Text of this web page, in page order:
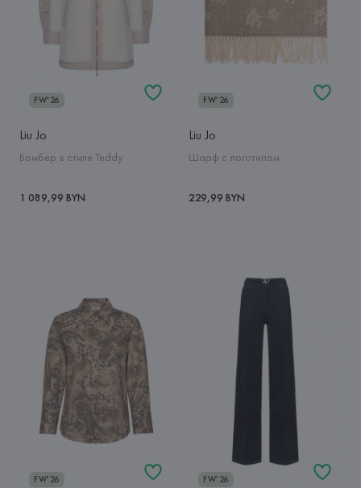
FW'26
Liu Jo
Бомбер в стиле Teddy
1 089,99 BYN
FW'26
Liu Jo
Шарф с логотипом
229,99 BYN
FW'26 FW'26